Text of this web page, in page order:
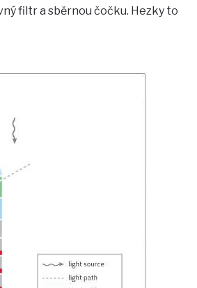
filtr a sběrnou čočku. Hezky to